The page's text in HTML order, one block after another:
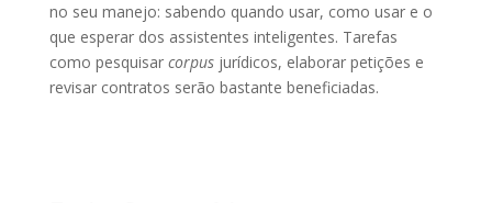
no seu manejo: sabendo quando usar, como usar e o
que esperar dos assistentes inteligentes. Tarefas
como pesquisar corpusjurídicos, elaborar petições e
revisar contratos serão bastante beneficiadas.